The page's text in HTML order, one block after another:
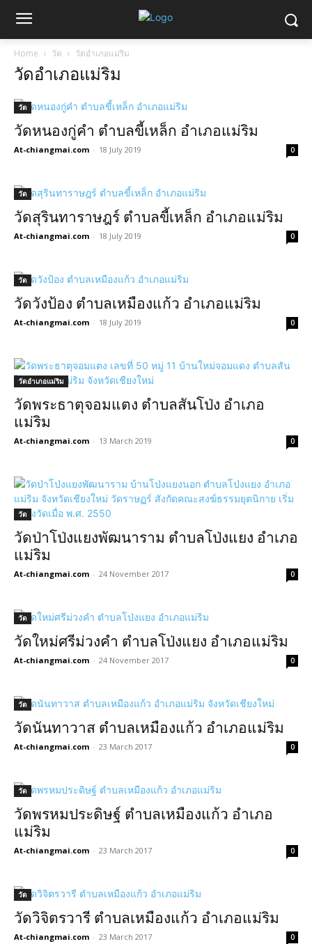
Home วัด วัดอำเภอแม่ริม
วัดอำเภอแม่ริม
วัด
วัดหนองกู่คำ ตำบลขี้เหล็ก อำเภอแม่ริม
At-chiangmai.com - 18 July 2019 0
วัด
วัดสุรินทาราษฎร์ ตำบลขี้เหล็ก อำเภอแม่ริม
At-chiangmai.com - 18 July 2019 0
วัด
วัดวังป้อง ตำบลเหมืองแก้ว อำเภอแม่ริม
At-chiangmai.com - 18 July 2019 0
วัดอำเภอแม่ริม
วัดพระธาตุจอมแตง ตำบลสันโป่ง อำเภอ
แม่ริม
At-chiangmai.com - 13 March 2019 0
วัด
วัดป่าโป่งแยงพัฒนาราม ตำบลโป่งแยง อำเภอ
แม่ริม
At-chiangmai.com - 24 November 2017 0
วัด
วัดใหม่ศรีม่วงคำ ตำบลโป่งแยง อำเภอแม่ริม
At-chiangmai.com - 24 November 2017 0
วัด
วัดนันทาวาส ตำบลเหมืองแก้ว อำเภอแม่ริม
At-chiangmai.com - 23 March 2017 0
วัด
วัดพรหมประดิษฐ์ ตำบลเหมืองแก้ว อำเภอ
แม่ริม
At-chiangmai.com - 23 March 2017 0
วัด
วัดวิจิตรวารี ตำบลเหมืองแก้ว อำเภอแม่ริม
At-chiangmai.com - 23 March 2017 0